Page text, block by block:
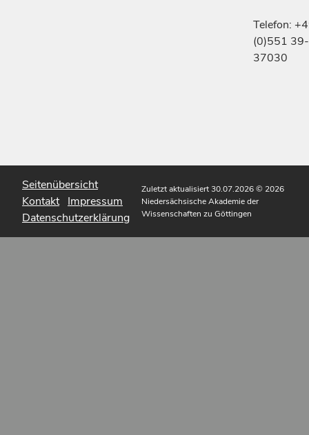
Telefon:
(0)551 39-
37030
Seitenübersicht
Kontakt Impressum
Datenschutzerklärung
Zuletzt aktualisiert 30.07.2026© 2026
Niedersächsische Akademie der
Wissenschaften zu Göttingen